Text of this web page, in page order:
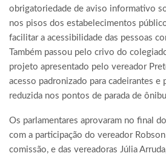
obrigatoriedade de aviso informativo
nos pisos dos estabelecimentos
facilitar a acessibilidade das pessoas
Também passou pelo crivo do
projeto apresentado pelo vereador
acesso padronizado para cadeirantes e
reduzida nos pontos de parada de
Os parlamentares aprovaram no final
com a participação do vereador
comissão, e das vereadoras Júlia